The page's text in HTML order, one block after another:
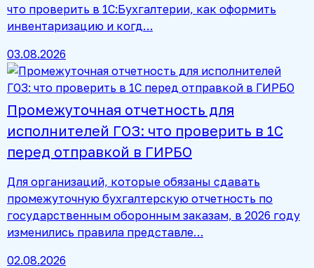
что проверить в 1С:Бухгалтерии, как оформить
инвентаризацию и когд…
03.08.2026
Промежуточная отчетность для
исполнителей ГОЗ: что проверить в 1С
перед отправкой в ГИРБО
Для организаций, которые обязаны сдавать
промежуточную бухгалтерскую отчетность по
государственным оборонным заказам, в 2026 году
изменились правила представле…
02.08.2026